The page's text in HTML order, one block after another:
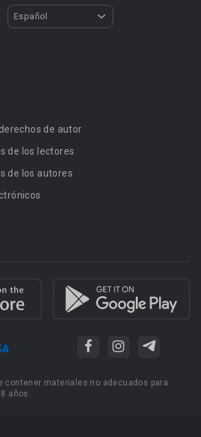
Español
de autor
de los lectores
de los autores
contener materiales no adecuados para
años.